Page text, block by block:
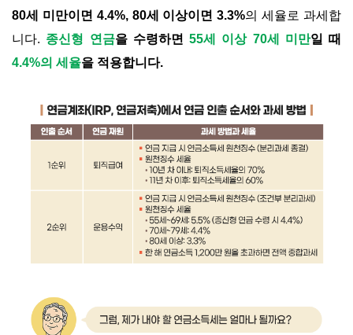
80세 미만이면 4.4%, 80세 이상이면 3.3%의 세율로 과세합
니다. 종신형 연금을 수령하면 55세 이상 70세 미만일 때
4.4%의 세율을 적용합니다.